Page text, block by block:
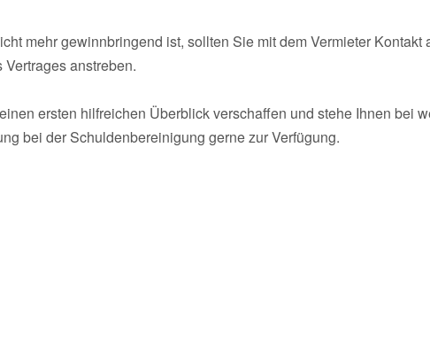
mehr gewinnbringend ist, sollten Sie mit dem Vermieter Kontakt
anstreben.
ersten hilfreichen Überblick verschaffen und stehe Ihnen bei
bei der Schuldenbereinigung gerne zur Verfügung.